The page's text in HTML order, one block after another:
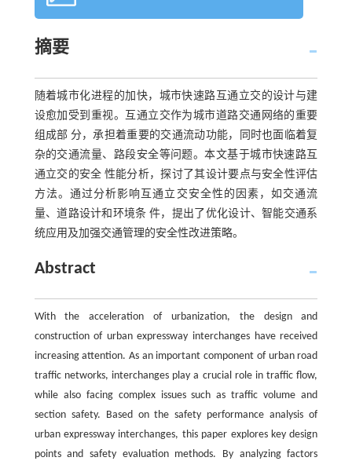
摘要
随着城市化进程的加快，城市快速路互通立交的设计与建
设愈加受到重视。互通立交作为城市道路交通网络的重要
组成部 分，承担着重要的交通流动功能，同时也面临着复
杂的交通流量、路段安全等问题。本文基于城市快速路互
通立交的安全 性能分析，探讨了其设计要点与安全性评估
方法。通过分析影响互通立交安全性的因素，如交通流
量、道路设计和环境条 件，提出了优化设计、智能交通系
统应用及加强交通管理的安全性改进策略。
Abstract
With the acceleration of urbanization, the design and
construction of urban expressway interchanges have received
increasing attention. As an important component of urban road
traffic networks, interchanges play a crucial role in traffic flow,
while also facing complex issues such as traffic volume and
section safety. Based on the safety performance analysis of
urban expressway interchanges, this paper explores key design
points and safety evaluation methods. By analyzing factors